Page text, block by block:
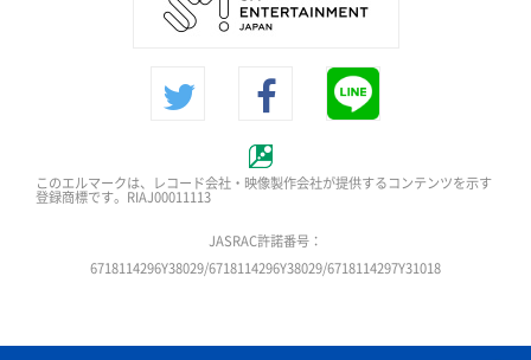
このエルマークは、レコード会社・映像製作会社が提供するコンテンツを示す
登録商標です。RIAJ00011113
JASRAC許諾番号：
6718114296Y38029/6718114296Y38029/6718114297Y31018